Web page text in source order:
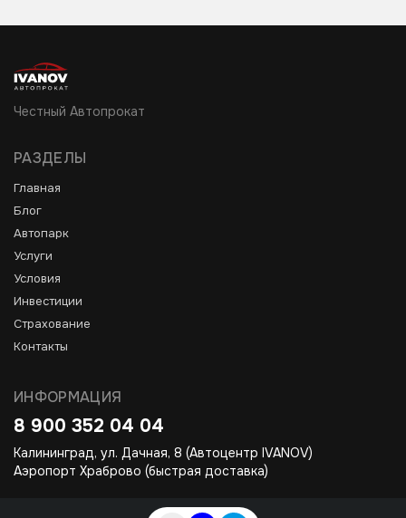
Честный Автопрокат
РАЗДЕЛЫ
Главная
Блог
Автопарк
Услуги
Условия
Инвестиции
Страхование
Контакты
ИНФОРМАЦИЯ
8 900 352 04 04
Калининград, ул. Дачная, 8 (Автоцентр IVANOV)
Аэропорт Храброво (быстрая доставка)